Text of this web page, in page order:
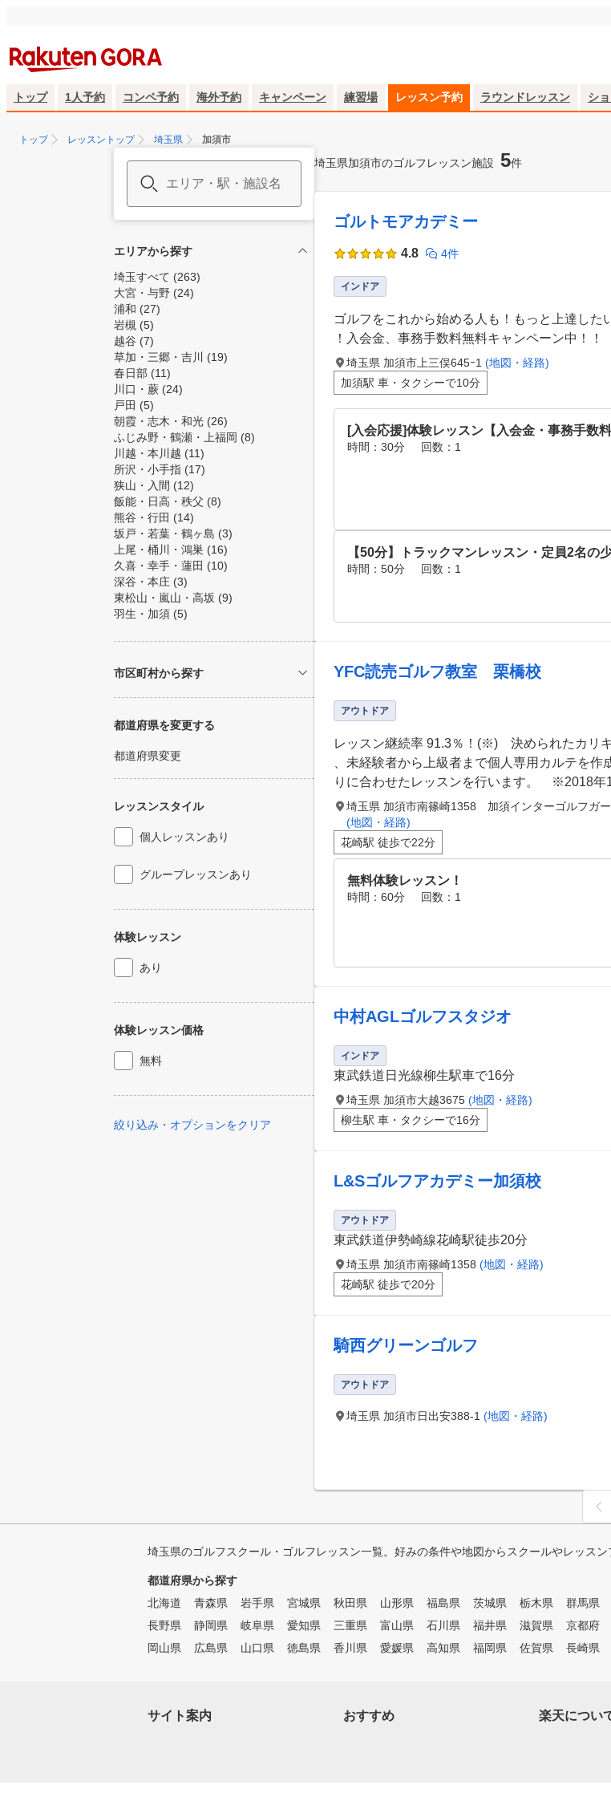
トップ 1人予約 コンペ予約 海外予約 キャンペーン 練習場 レッスン予約 ラウンドレッスン シ
トップ レッスントップ 埼玉県 加須市
エリアから探す
埼玉すべて (263)
大宮・与野 (24)
浦和 (27)
岩槻 (5)
越谷 (7)
草加・三郷・吉川
(19)
春日部 (11)
川口・蕨 (24)
戸田 (5)
朝霞・志木・和光 (26)
ふじみ野・鶴瀬・上福岡 (8)
川越・本川越 (11)
所沢・小手指 (17)
狭山・入間 (12)
飯能・日高・秩父 (8)
熊谷・行田 (14)
坂戸・若葉・鶴ヶ島 (3)
上尾・桶川・鴻巣 (16)
久喜・幸手・蓮田 (10)
深谷・本庄 (3)
東松山・嵐山・高坂 (9)
羽生・加須 (5)
市区町村から探す
都道府県を変更する
都道府県変更
レッスンスタイル
個人レッスンあり
グループレッスンあり
体験レッスン
あり
体験レッスン価格
無料
絞り込み・オプションをクリア
埼玉県加須市のゴルフレッスン施設 5件
ゴルトモアカデミー
4.8 4件
インドア
ゴルフをこれから始める人も！もっと上達した
！入会金、事務手数料無料キャンペーン中！！
埼玉県 加須市上三俣645ｰ1 (地図・経路)
加須駅 車・タクシーで10分
[入会応援]体験レッスン【入会金・事務手数
時間：30分 回数：1
【50分】トラックマンレッスン・定員2名の
時間：50分 回数：1
YFC読売ゴルフ教室 栗橋校
アウトドア
レッスン継続率 91.3％！(※) 決められたカリキ
、未経験者から上級者まで個人専用カルテを作
りに合わせたレッスンを行います。 ※2018年
埼玉県 加須市南篠崎1358 加須インターゴルフガ
(地図・経路)
花崎駅 徒歩で22分
無料体験レッスン！
時間：60分 回数：1
中村AGLゴルフスタジオ
インドア
東武鉄道日光線柳生駅車で16分
埼玉県 加須市大越3675 (地図・経路)
柳生駅 車・タクシーで16分
L&Sゴルフアカデミー加須校
アウトドア
東武鉄道伊勢崎線花崎駅徒歩20分
埼玉県 加須市南篠崎1358 (地図・経路)
花崎駅 徒歩で20分
騎西グリーンゴルフ
アウトドア
埼玉県 加須市日出安388-1 (地図・経路)
埼玉県のゴルフスクール・ゴルフレッスン一覧。好みの条件や地図からスクールやレッスン
都道府県から探す
北海道
青森県 岩手県 宮城県 秋田県 山形県 福島県 茨城県 栃木県 群馬県
長野県
静岡県 岐阜県 愛知県 三重県 富山県 石川県 福井県 滋賀県 京都府
岡山県
広島県 山口県 徳島県 香川県 愛媛県 高知県 福岡県 佐賀県 長崎県
サイト案内 おすすめ 楽天につい